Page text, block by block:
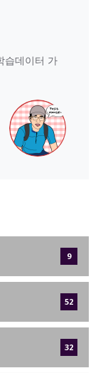
습데이터 가
9
52
32